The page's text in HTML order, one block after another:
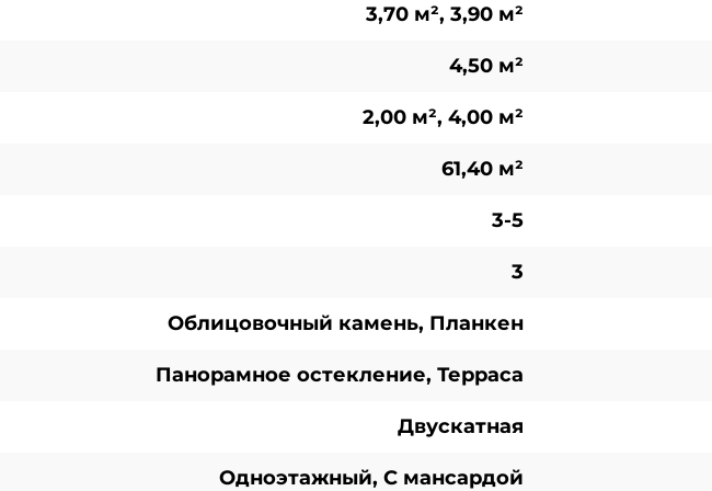
3,70 м², 3,90 м²
4,50 м²
2,00 м², 4,00 м²
61,40 м²
3-5
3
Облицовочный камень, Планкен
Панорамное остекление, Терраса
Двускатная
Одноэтажный, С мансардой